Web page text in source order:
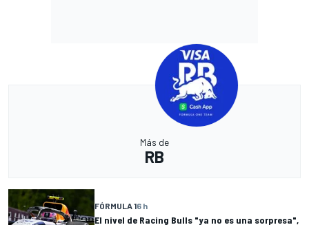
Más de
RB
FÓRMULA 16 h
El nivel de Racing Bulls "ya no es una sorpresa",